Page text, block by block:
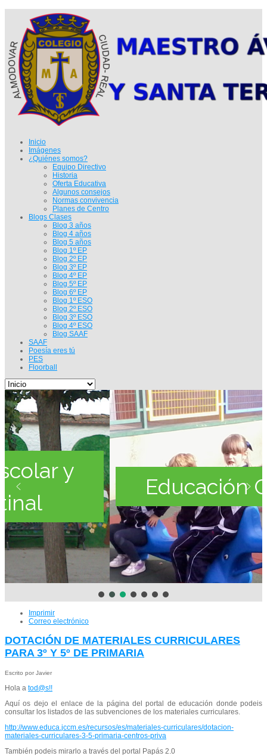
Inicio
Imágenes
¿Quiénes somos?
Equipo Directivo
Historia
Oferta Educativa
Algunos consejos
Normas convivencia
Planes de Centro
Blogs Clases
Blog 3 años
Blog 4 años
Blog 5 años
Blog 1º EP
Blog 2º EP
Blog 3º EP
Blog 4º EP
Blog 5º EP
Blog 6º EP
Blog 1º ESO
Blog 2º ESO
Blog 3º ESO
Blog 4º ESO
Blog SAAF
SAAF
Poesía eres tú
PES
Floorball
Educación Gratuita
Imprimir
Correo electrónico
DOTACIÓN DE MATERIALES CURRICULARES
PARA 3º Y 5º DE PRIMARIA
Escrito por Javier
Hola a tod@s!!
Aquí os dejo el enlace de la página del portal de educación donde podeis
consultar los listados de las subvenciones de los materiales curriculares.
http://www.educa.jccm.es/recursos/es/materiales-curriculares/dotacion-
materiales-curriculares-3-5-primaria-centros-priva
También podeis mirarlo a través del portal Papás 2.0